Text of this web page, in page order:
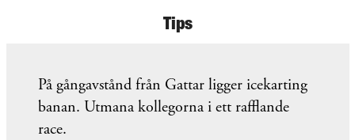
Tips
På gångavstånd från Gattar ligger icekarting
banan. Utmana kollegorna i ett rafflande
race.